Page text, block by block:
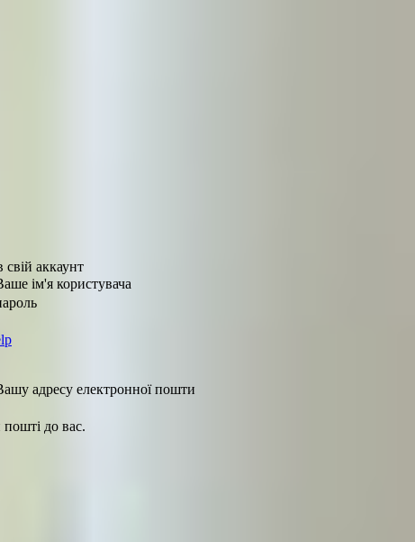
свій аккаунт
ім'я користувача
адресу електронної пошти
до вас.